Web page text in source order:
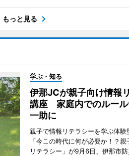
もっと見る
学ぶ・知る
伊那JCが親子向け情報
講座 家庭内でのルール
一助に
親子で情報リテラシーを学ぶ体験
「今この時代に何が必要か！？
リテラシー」が9月6日、伊那市